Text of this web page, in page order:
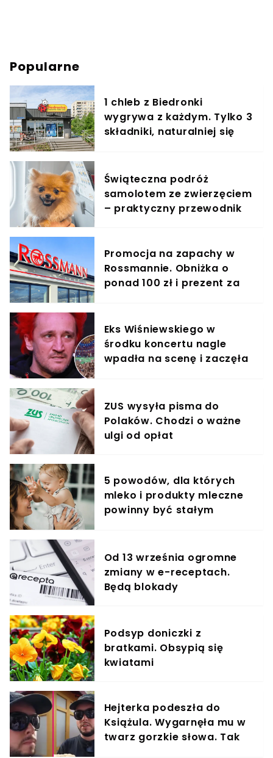
Popularne
1 chleb z Biedronki
wygrywa z każdym. Tylko 3
składniki, naturalniej się
Świąteczna podróż
samolotem ze zwierzęciem
– praktyczny przewodnik
Promocja na zapachy w
Rossmannie. Obniżka o
ponad 100 zł i prezent za
Eks Wiśniewskiego w
środku koncertu nagle
wpadła na scenę i zaczęła
ZUS wysyła pisma do
Polaków. Chodzi o ważne
ulgi od opłat
5 powodów, dla których
mleko i produkty mleczne
powinny być stałym
Od 13 września ogromne
zmiany w e-receptach.
Będą blokady
Podsyp doniczki z
bratkami. Obsypią się
kwiatami
Hejterka podeszła do
Książula. Wygarnęła mu w
twarz gorzkie słowa. Tak